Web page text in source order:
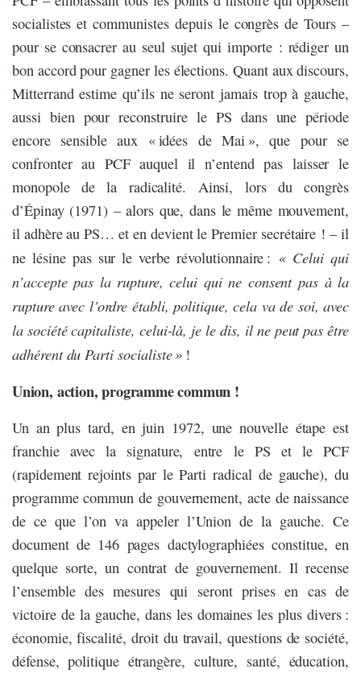
socialistes et communistes depuis le congrès de Tours –
pour se consacrer au seul sujet qui importe : rédiger un
bon accord pour gagner les élections. Quant aux discours,
Mitterrand estime qu’ils ne seront jamais trop à gauche,
aussi bien pour reconstruire le PS dans une période
encore sensible aux « idées de Mai », que pour se
confronter au PCF auquel il n’entend pas laisser le
monopole de la radicalité. Ainsi, lors du congrès
d’Épinay (1971) – alors que, dans le même mouvement,
il adhère au PS… et en devient le Premier secrétaire ! – il
ne lésine pas sur le verbe révolutionnaire : « Celui qui
n’accepte pas la rupture, celui qui ne consent pas à la
rupture avec l’ordre établi, politique, cela va de soi, avec
la société capitaliste, celui-là, je le dis, il ne peut pas être
adhérent du Parti socialiste » !
Union, action, programme commun !
Un an plus tard, en juin 1972, une nouvelle étape est
franchie avec la signature, entre le PS et le PCF
(rapidement rejoints par le Parti radical de gauche), du
programme commun de gouvernement, acte de naissance
de ce que l’on va appeler l’Union de la gauche. Ce
document de 146 pages dactylographiées constitue, en
quelque sorte, un contrat de gouvernement. Il recense
l’ensemble des mesures qui seront prises en cas de
victoire de la gauche, dans les domaines les plus divers :
économie, fiscalité, droit du travail, questions de société,
défense, politique étrangère, culture, santé, éducation,